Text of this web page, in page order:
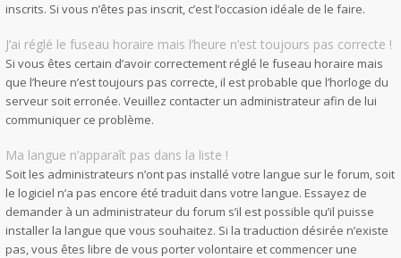
inscrits. Si vous n’êtes pas inscrit, c’est l’occasion idéale de le faire.
J’ai réglé le fuseau horaire mais l’heure n’est toujours pas correcte !
Si vous êtes certain d’avoir correctement réglé le fuseau horaire mais
que l’heure n’est toujours pas correcte, il est probable que l’horloge du
serveur soit erronée. Veuillez contacter un administrateur afin de lui
communiquer ce problème.
Ma langue n’apparaît pas dans la liste !
Soit les administrateurs n’ont pas installé votre langue sur le forum, soit
le logiciel n’a pas encore été traduit dans votre langue. Essayez de
demander à un administrateur du forum s’il est possible qu’il puisse
installer la langue que vous souhaitez. Si la traduction désirée n’existe
pas, vous êtes libre de vous porter volontaire et commencer une